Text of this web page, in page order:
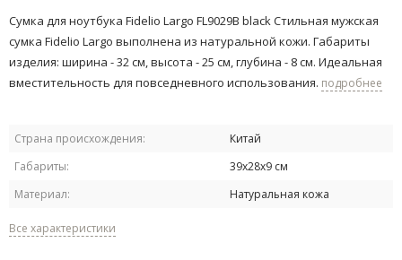
Сумка для ноутбука Fidelio Largo FL9029B black ​​Стильная мужская
сумка Fidelio Largo выполнена из натуральной кожи. Габариты
изделия: ширина - 32 см, высота - 25 см, глубина - 8 см. Идеальная
вместительность для повседневного использования. подробнее
Страна происхождения:
Китай
Габариты:
39х28х9 см
Материал:
Натуральная кожа
Все характеристики